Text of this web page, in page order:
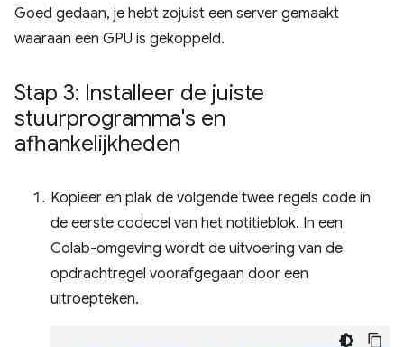
Goed gedaan, je hebt zojuist een server gemaakt
waaraan een GPU is gekoppeld.
Stap 3: Installeer de juiste
stuurprogramma's en
afhankelijkheden
Kopieer en plak de volgende twee regels code in
de eerste codecel van het notitieblok. In een
Colab-omgeving wordt de uitvoering van de
opdrachtregel voorafgegaan door een
uitroepteken.